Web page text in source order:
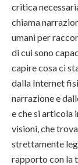
critica
chiama
umani per
di cui sono
capire cosa ci
dalla Internet
narrazione e
e che si articola
visioni, che
strettamente
rapporto con la